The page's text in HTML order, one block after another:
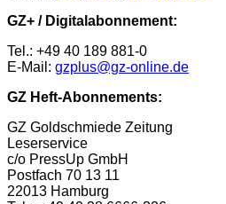
GZ+ / Digitalabonnement:
Tel.: +49 40 189 881-0
E-Mail: gzplus@gz-online.de
GZ Heft-Abonnements:
GZ Goldschmiede Zeitung
Leserservice
c/o PressUp GmbH
Postfach 70 13 11
22013 Hamburg